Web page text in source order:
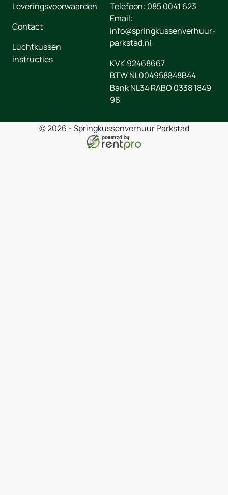
Leveringsvoorwaarden
Contact
Luchtkussen
instructies
Telefoon: 085 0041 623
Email:
info@springkussenverhuur-
parkstad.nl
KVK 92468667
BTW NL004958848B44
Bank NL34 RABO 0338 1849
96
© 2026 - Springkussenverhuur Parkstad